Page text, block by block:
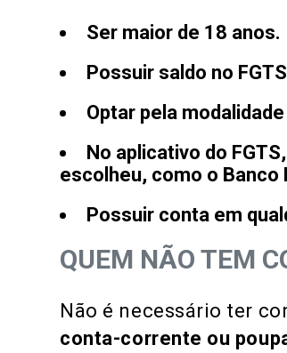
Ser maior de 18 anos.
Possuir saldo no
Optar pela
No aplicativo do
escolheu, como o Banco
Possuir conta em
QUEM NÃO TEM
Não é necessário ter
conta-corrente ou